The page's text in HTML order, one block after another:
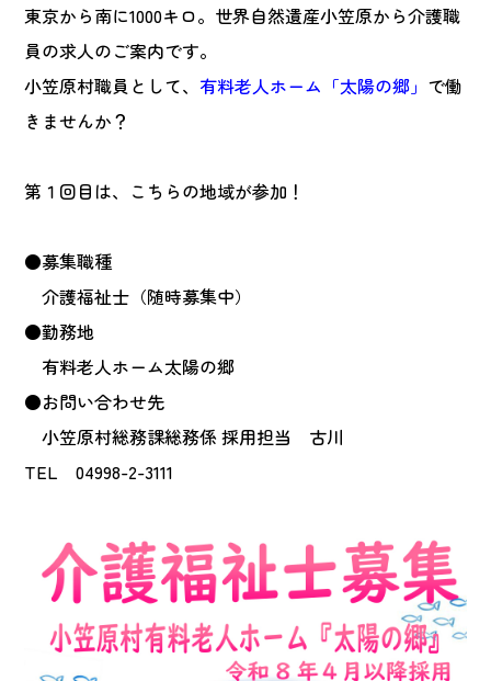
東京から南に1000キロ。世界自然遺産小笠原から介護職
員の求人のご案内です。
小笠原村職員として、 有料老人ホーム「太陽の郷」 で働
きませんか？
第１回目は、こちらの地域が参加！
●募集職種
介護福祉士（随時募集中）
●勤務地
有料老人ホーム太陽の郷
●お問い合わせ先
小笠原村総務課総務係 採用担当 古川
TEL 04998-2-3111